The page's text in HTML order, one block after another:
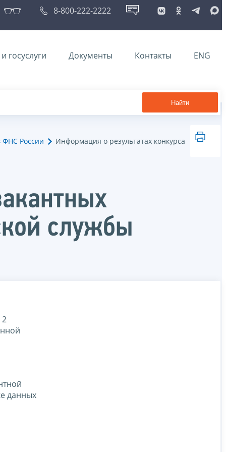
8-800-222-2222
госуслуги Документы Контакты ENG
Найти
ФНС России Информация о результатах конкурса
службы
данных